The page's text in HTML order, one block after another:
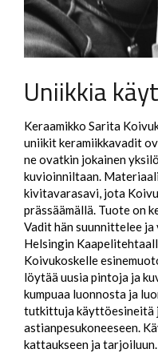
Uniikkia
Keraamikko Sarita
uniikit keramiikkavadit
ne ovatkin jokainen
kuvioinniltaan.
kivitavarasavi, jota
prässäämällä. Tuote on
Vadit hän suunnittelee
Helsingin
Koivukoskelle
löytää uusia pintoja ja
kumpuaa luonnosta ja
tutkittuja käyttöesineitä
astianpesukoneeseen.
kattaukseen ja tarjoiluun.